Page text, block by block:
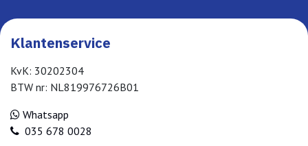
Klantenservice
KvK: 30202304
BTW nr: NL819976726B01
Whatsapp
035 678 0028